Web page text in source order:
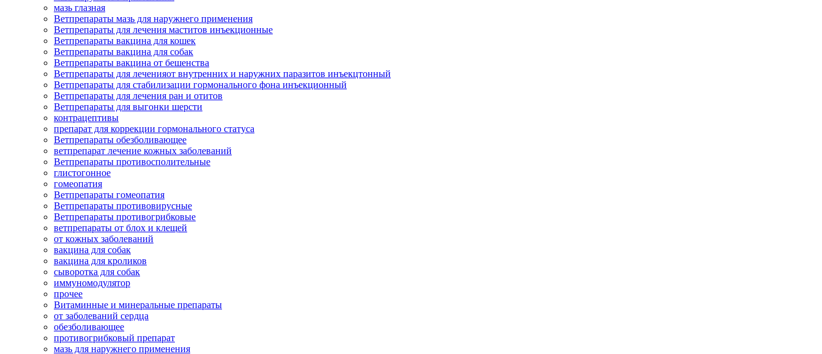
мазь глазная
Ветпрепараты мазь для наружнего применения
Ветпрепараты для лечения маститов инъекционные
Ветпрепараты вакцина для кошек
Ветпрепараты вакцина для собак
Ветпрепараты вакцина от бешенства
Ветпрепараты для леченияот внутренних и наружних паразитов инъекцтонный
Ветпрепараты для стабилизации гормонального фона инъекционный
Ветпрепараты для лечения ран и отитов
Ветпрепараты для выгонки шерсти
контрацептивы
препарат для коррекции гормонального статуса
Ветпрепараты обезболивающее
ветпрепарат лечение кожных заболеваний
Ветпрепараты противосполительные
глистогонное
гомеопатия
Ветпрепараты гомеопатия
Ветпрепараты противовирусные
Ветпрепараты противогрибковые
ветпрепараты от блох и клещей
от кожных заболеваний
вакцина для собак
вакцина для кроликов
сыворотка для собак
иммуномодулятор
прочее
Витаминные и минеральные препараты
от заболеваний сердца
обезболивающее
противогрибковый препарат
мазь для наружнего применения